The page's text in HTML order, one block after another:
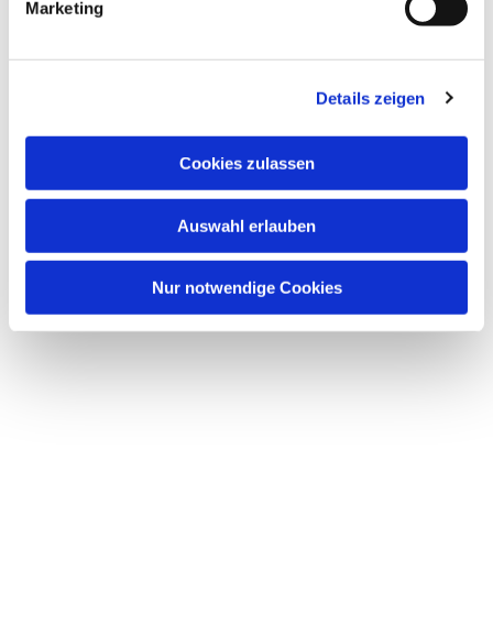
Marketing
Details zeigen
Cookies zulassen
Auswahl erlauben
Nur notwendige Cookies
Dies könnte Sie auch
interessieren